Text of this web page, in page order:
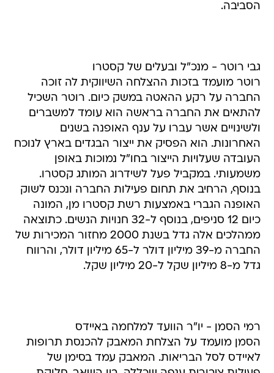
הסביבה.
גבי רוטר - מנכ"ל ובעלים של קסטרו
רוטר מועמד בזכות ההצלחה השיווקית לה זוכה
החברה על רקע ההאטה במשק כיום. רוטר השכיל
להתאים את החברה בראשה הוא עומד למשברים
ולשינויים אשר עברו על ענף האופנה בשנים
האחרונות. הוא הפסיק את ייצור הבגדים בארץ לנוכח
העובדה שעלויות הייצור בחו"ל נמוכות באופן
משמעותי. במקביל פעל לשידרוג המותג קסטרו.
בנוסף, הרחיב את תחום פעילות החברה ונכנס לשוק
האופנה הגברי באמצעות רשת קסטרו מן, המונה
כיום 12 סניפים, בנוסף ל-32 חנויות הנשים. כתוצאה
ממהלכים אלה גדל בשנת 2000 מחזור המכירות של
החברה מ-39 מיליון דולר ל-65 מיליון דולר, והרווח
גדל מ-8 מיליון שקל ל-20 מיליון שקל.
רמי הסמן - יו"ר הוועד למלחמה באיידס
הסמן מועמד על הצלחת המאבק להכנסת תרופות
לאיידס לסל הבריאות. המאבק עמד בסימן של